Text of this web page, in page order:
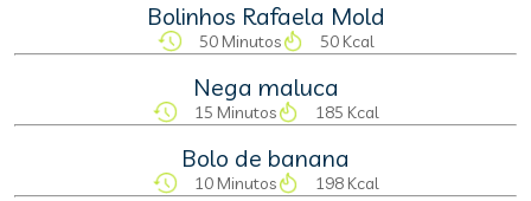
Bolinhos Rafaela Mold
50 Minutos 50 Kcal
Nega maluca
15 Minutos 185 Kcal
Bolo de banana
10 Minutos 198 Kcal